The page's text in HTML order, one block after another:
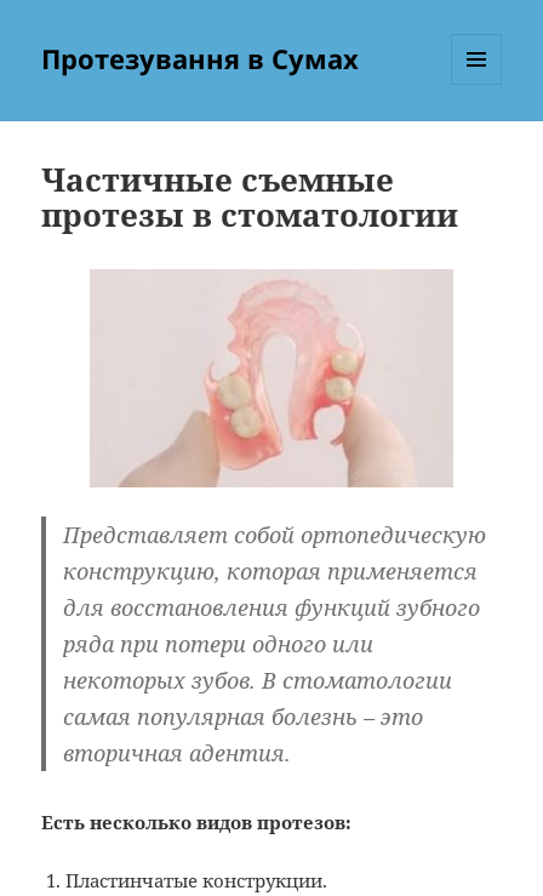
Протезування в Сумах
Частичные съемные
протезы в стоматологии
Представляет собой ортопедическую
конструкцию, которая применяется
для восстановления функций зубного
ряда при потери одного или
некоторых зубов. В стоматологии
самая популярная болезнь – это
вторичная адентия.
Есть несколько видов протезов:
Пластинчатые конструкции.